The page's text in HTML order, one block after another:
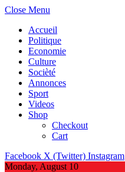
Close Menu
Accueil
Politique
Economie
Culture
Socièté
Annonces
Sport
Videos
Shop
Checkout
Cart
Facebook X (Twitter) Instagram
Monday, August 10